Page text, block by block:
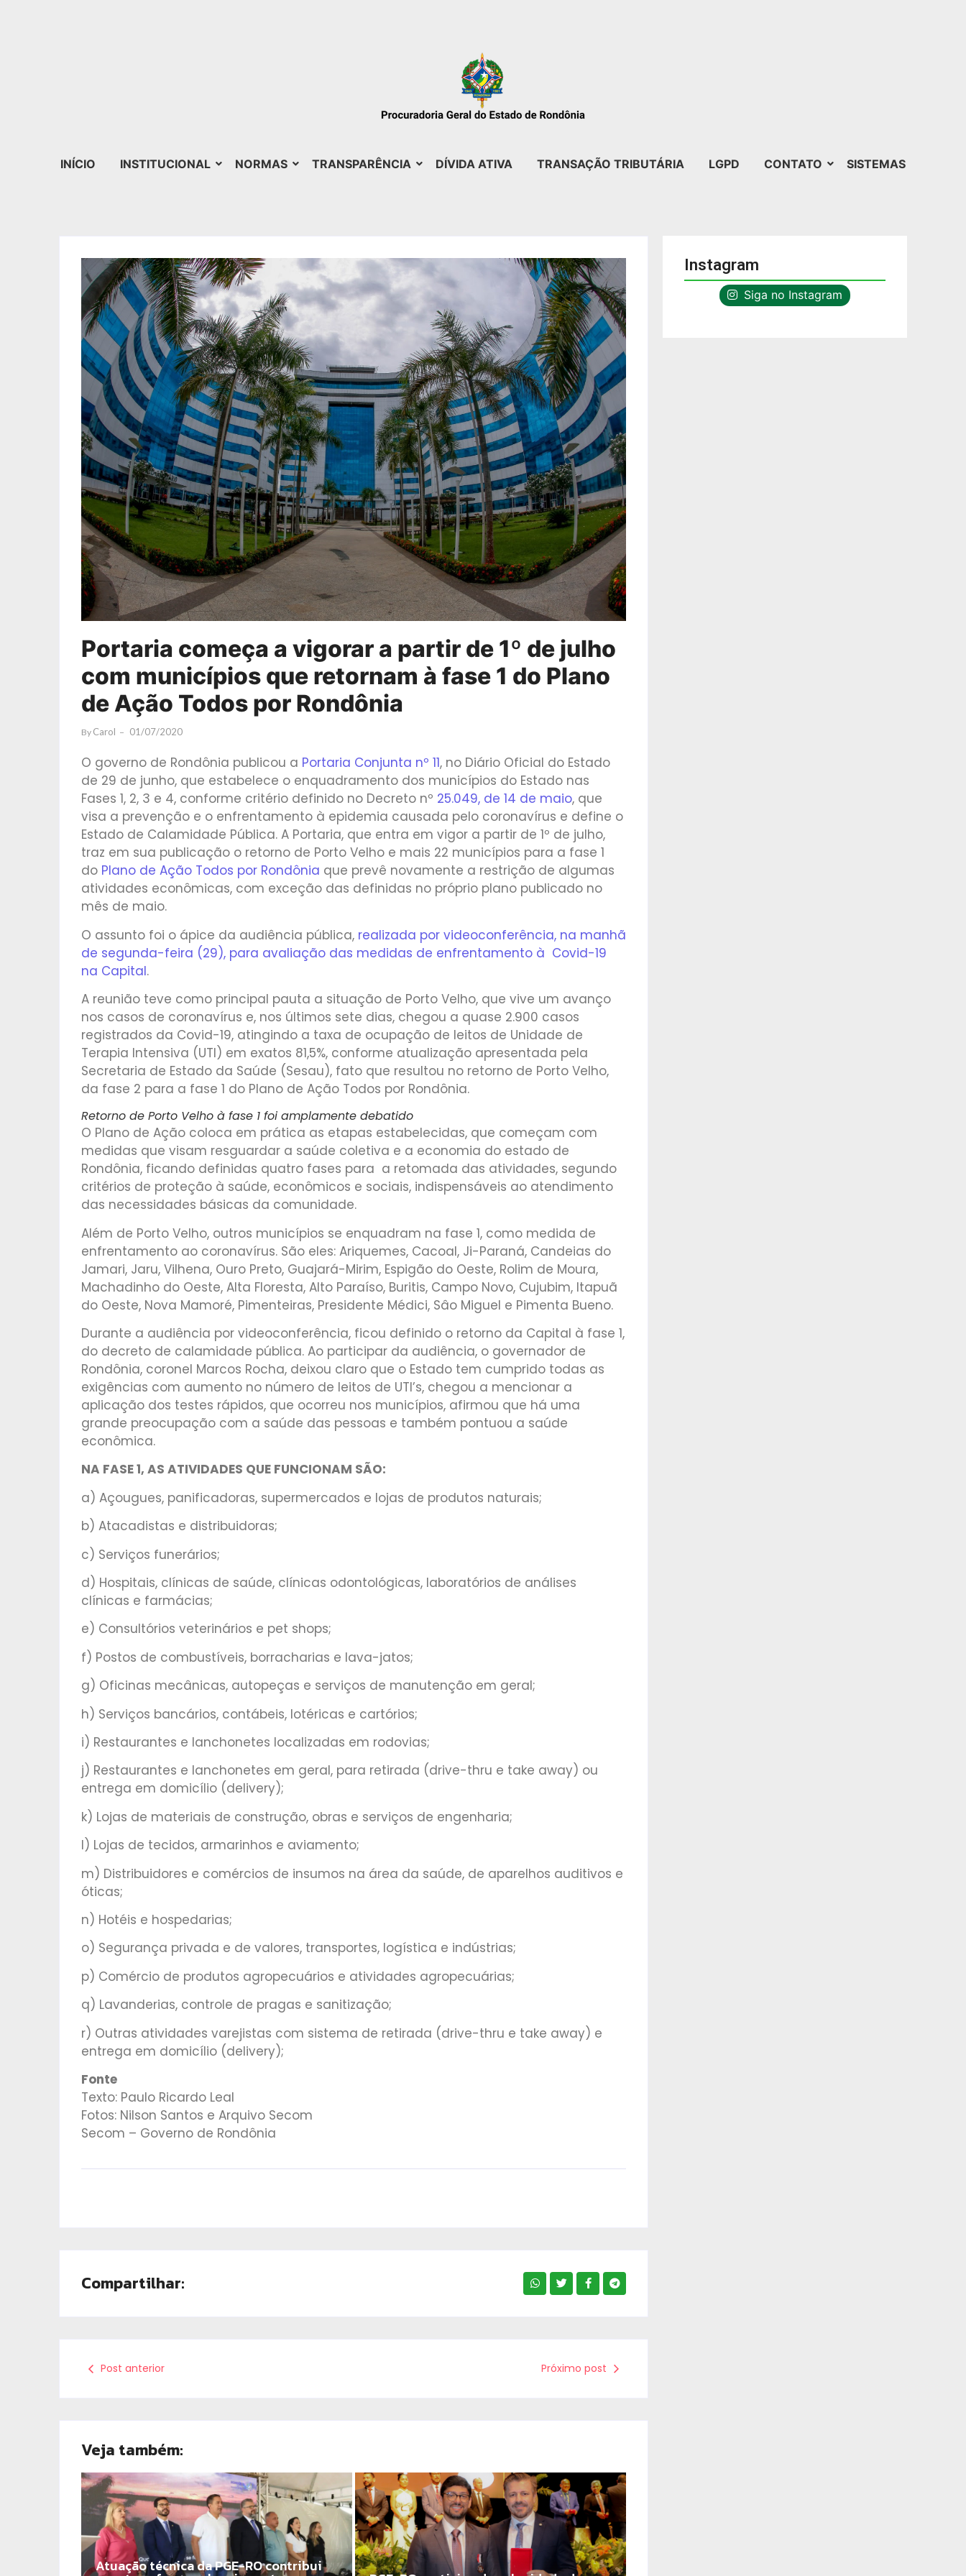
INÍCIO INSTITUCIONAL NORMAS TRANSPARÊNCIA DÍVIDA ATIVA TRANSAÇÃO TRIBUTÁRIA LGPD CONTATO SISTEMAS
Portaria começa a vigorar a partir de 1º de julho
com municípios que retornam à fase 1 do Plano
de Ação Todos por Rondônia
By Carol 01/07/2020
O governo de Rondônia publicou a Portaria Conjunta nº 11, no Diário Oficial do Estado
de 29 de junho, que estabelece o enquadramento dos municípios do Estado nas
Fases 1, 2, 3 e 4, conforme critério definido no Decreto nº 25.049, de 14 de maio, que
visa a prevenção e o enfrentamento à epidemia causada pelo coronavírus e define o
Estado de Calamidade Pública. A Portaria, que entra em vigor a partir de 1º de julho,
traz em sua publicação o retorno de Porto Velho e mais 22 municípios para a fase 1
do Plano de Ação Todos por Rondônia que prevê novamente a restrição de algumas
atividades econômicas, com exceção das definidas no próprio plano publicado no
mês de maio.
O assunto foi o ápice da audiência pública, realizada por videoconferência, na manhã
de segunda-feira (29), para avaliação das medidas de enfrentamento à Covid-19
na Capital.
A reunião teve como principal pauta a situação de Porto Velho, que vive um avanço
nos casos de coronavírus e, nos últimos sete dias, chegou a quase 2.900 casos
registrados da Covid-19, atingindo a taxa de ocupação de leitos de Unidade de
Terapia Intensiva (UTI) em exatos 81,5%, conforme atualização apresentada pela
Secretaria de Estado da Saúde (Sesau), fato que resultou no retorno de Porto Velho,
da fase 2 para a fase 1 do Plano de Ação Todos por Rondônia.
Retorno de Porto Velho à fase 1 foi amplamente debatido
O Plano de Ação coloca em prática as etapas estabelecidas, que começam com
medidas que visam resguardar a saúde coletiva e a economia do estado de
Rondônia, ficando definidas quatro fases para a retomada das atividades, segundo
critérios de proteção à saúde, econômicos e sociais, indispensáveis ao atendimento
das necessidades básicas da comunidade.
Além de Porto Velho, outros municípios se enquadram na fase 1, como medida de
enfrentamento ao coronavírus. São eles: Ariquemes, Cacoal, Ji-Paraná, Candeias do
Jamari, Jaru, Vilhena, Ouro Preto, Guajará-Mirim, Espigão do Oeste, Rolim de Moura,
Machadinho do Oeste, Alta Floresta, Alto Paraíso, Buritis, Campo Novo, Cujubim, Itapuã
do Oeste, Nova Mamoré, Pimenteiras, Presidente Médici, Sâo Miguel e Pimenta Bueno.
Durante a audiência por videoconferência, ficou definido o retorno da Capital à fase 1,
do decreto de calamidade pública. Ao participar da audiência, o governador de
Rondônia, coronel Marcos Rocha, deixou claro que o Estado tem cumprido todas as
exigências com aumento no número de leitos de UTI’s, chegou a mencionar a
aplicação dos testes rápidos, que ocorreu nos municípios, afirmou que há uma
grande preocupação com a saúde das pessoas e também pontuou a saúde
econômica.
NA FASE 1, AS ATIVIDADES QUE FUNCIONAM SÃO:
a) Açougues, panificadoras, supermercados e lojas de produtos naturais;
b) Atacadistas e distribuidoras;
c) Serviços funerários;
d) Hospitais, clínicas de saúde, clínicas odontológicas, laboratórios de análises
clínicas e farmácias;
e) Consultórios veterinários e pet shops;
f) Postos de combustíveis, borracharias e lava-jatos;
g) Oficinas mecânicas, autopeças e serviços de manutenção em geral;
h) Serviços bancários, contábeis, lotéricas e cartórios;
i) Restaurantes e lanchonetes localizadas em rodovias;
j) Restaurantes e lanchonetes em geral, para retirada (drive-thru e take away) ou
entrega em domicílio (delivery);
k) Lojas de materiais de construção, obras e serviços de engenharia;
l) Lojas de tecidos, armarinhos e aviamento;
m) Distribuidores e comércios de insumos na área da saúde, de aparelhos auditivos e
óticas;
n) Hotéis e hospedarias;
o) Segurança privada e de valores, transportes, logística e indústrias;
p) Comércio de produtos agropecuários e atividades agropecuárias;
q) Lavanderias, controle de pragas e sanitização;
r) Outras atividades varejistas com sistema de retirada (drive-thru e take away) e
entrega em domicílio (delivery);
Fonte
Texto: Paulo Ricardo Leal
Fotos: Nilson Santos e Arquivo Secom
Secom – Governo de Rondônia
Compartilhar:
Post anterior Próximo post
Veja também:
Atuação técnica da PGE-RO contribui
Instagram
Siga no Instagram